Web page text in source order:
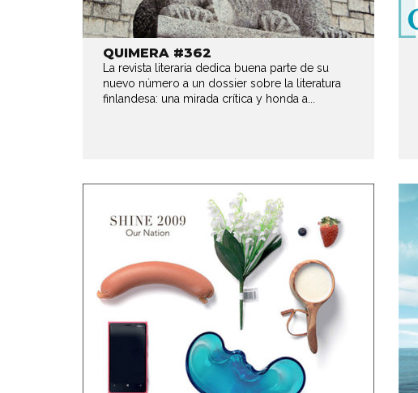
QUIMERA #362
La revista literaria dedica buena parte de su
nuevo número a un dossier sobre la literatura
finlandesa: una mirada crítica y honda a...